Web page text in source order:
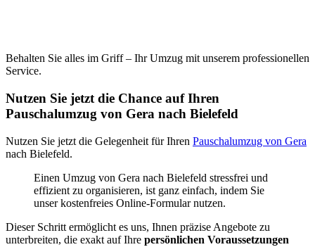
Behalten Sie alles im Griff – Ihr Umzug mit unserem professionellen
Service.
Nutzen Sie jetzt die Chance auf Ihren
Pauschalumzug von Gera nach Bielefeld
Nutzen Sie jetzt die Gelegenheit für Ihren Pauschalumzug von Gera
nach Bielefeld.
Einen Umzug von Gera nach Bielefeld stressfrei und
effizient zu organisieren, ist ganz einfach, indem Sie
unser kostenfreies Online-Formular nutzen.
Dieser Schritt ermöglicht es uns, Ihnen präzise Angebote zu
unterbreiten, die exakt auf Ihre persönlichen Voraussetzungen